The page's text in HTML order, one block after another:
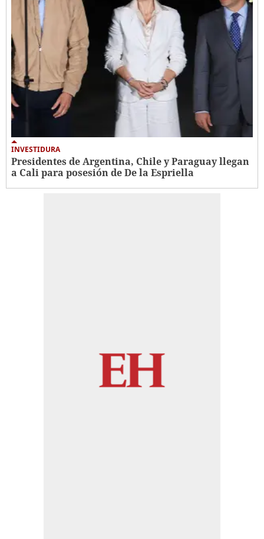
INVESTIDURA
Presidentes de Argentina, Chile y Paraguay llegan
a Cali para posesión de De la Espriella